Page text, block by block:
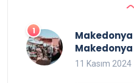
11 Kasım 2024